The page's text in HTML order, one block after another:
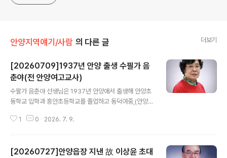
안양지역얘기/사람 의 다른 글 더보기
[20260709]1937년 안양 출생 수필가 음
춘야(전 안양여고교사)
수팔가 음춘야 선생님은 1937년 안양애서 출생해 안양초
둥학교 입학과 흥안초등학교를 졸업하고 동덕여중,(안양여
969년 안양여중고를 비롯 인천인성고, 사울사대부고애서
이사, 서울 강남문인협회 이사, 운현수필동인회 회원, 수필
1 0 2026. 7. 9.
[20260727]안양읍장 지낸 故 이상윤 초대